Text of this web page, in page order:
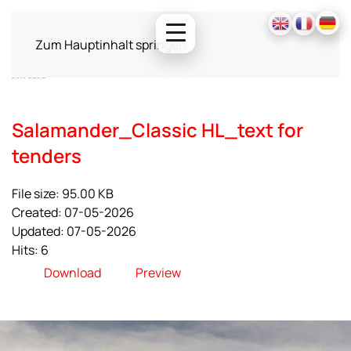
Zum Hauptinhalt springen
Salamander_Classic HL_text for
tenders
File size: 95.00 KB
Created: 07-05-2026
Updated: 07-05-2026
Hits: 6
Download
Preview